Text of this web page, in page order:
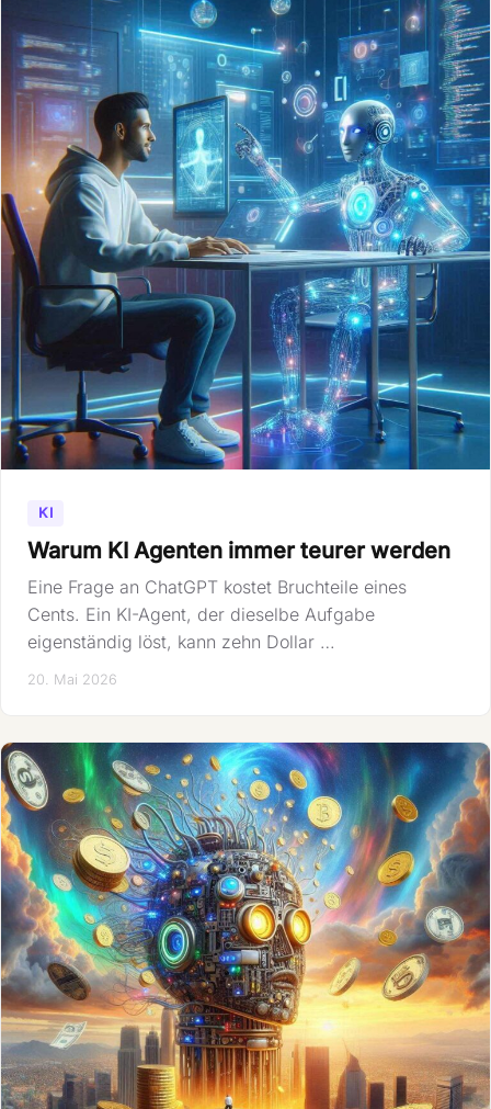
KI
Warum KI Agenten immer teurer werden
Eine Frage an ChatGPT kostet Bruchteile eines
Cents. Ein KI-Agent, der dieselbe Aufgabe
eigenständig löst, kann zehn Dollar …
20. Mai 2026